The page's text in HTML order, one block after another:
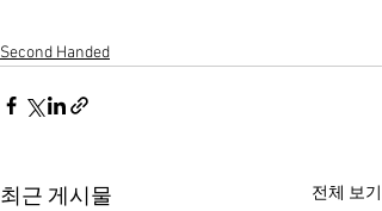
Second Handed
최근 게시물 전체 보기